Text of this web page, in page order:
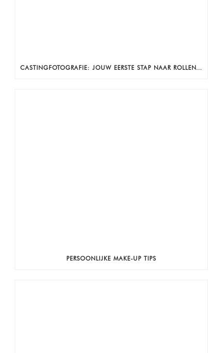
PERSOONLIJKE MAKE-UP TIPS